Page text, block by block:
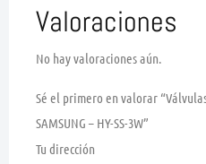
Valoraciones
No hay valoraciones aún.
Sé el primero en valorar
SAMSUNG – HY-SS-3W”
Tu dirección